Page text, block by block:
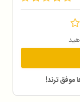
موفق ترند!